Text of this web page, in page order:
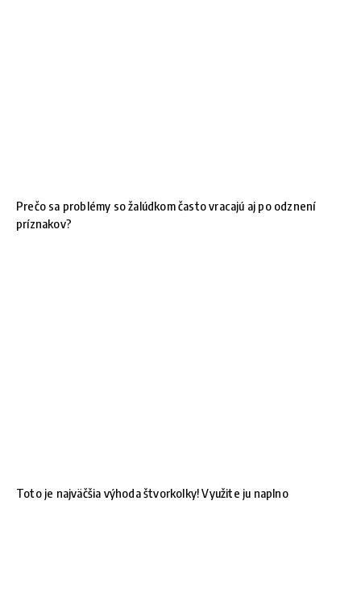
Prečo sa problémy so žalúdkom často vracajú aj po odznení
príznakov?
Toto je najväčšia výhoda štvorkolky! Využite ju naplno